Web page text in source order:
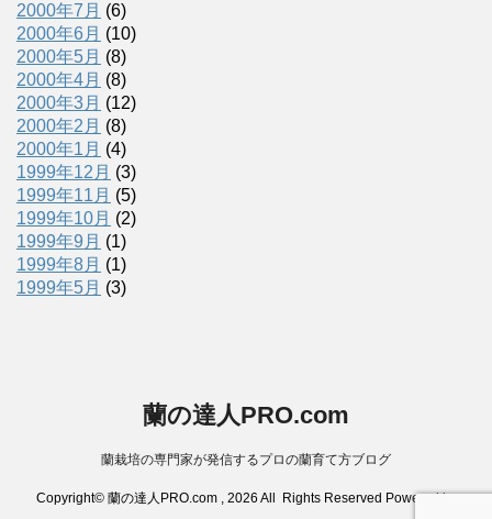
2000年7月 (6)
2000年6月 (10)
2000年5月 (8)
2000年4月 (8)
2000年3月 (12)
2000年2月 (8)
2000年1月 (4)
1999年12月 (3)
1999年11月 (5)
1999年10月 (2)
1999年9月 (1)
1999年8月 (1)
1999年5月 (3)
蘭の達人PRO.com
蘭栽培の専門家が発信するプロの蘭育て方ブログ
Copyright© 蘭の達人PRO.com , 2026 All Rights Reserved Powered by